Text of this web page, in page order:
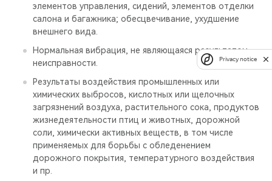
элементов управления, сидений, элементов отделки
салона и багажника; обесцвечивание, ухудшение
внешнего вида.
Нормальная вибрация, не являющаяся результатом
неисправности.
Результаты воздействия промышленных или
химических выбросов, кислотных или щелочных
загрязнений воздуха, растительного сока, продуктов
жизнедеятельности птиц и животных, дорожной
соли, химически активных веществ, в том числе
применяемых для борьбы с обледенением
дорожного покрытия, температурного воздействия
и пр.
Privacy notice